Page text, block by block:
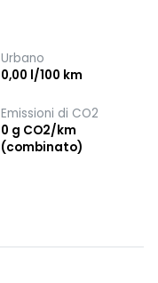
Urbano
0,00 l/100 km
Emissioni di CO2
0 g CO2/km
(combinato)